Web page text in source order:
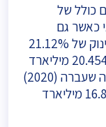
כולל של
כאשר גם
עסקאות האונליין גדלו. בחודש יולי חל זינוק של 21.12%
בעסקאות האונליין והן הגיעו לסכום של 20.454 מיליארד
שקלים. לצורך השוואה, בחודש יולי בשנה שעברה (2020)
עמדו עסקאות האונליין על סכום של 16.887 מיליארד